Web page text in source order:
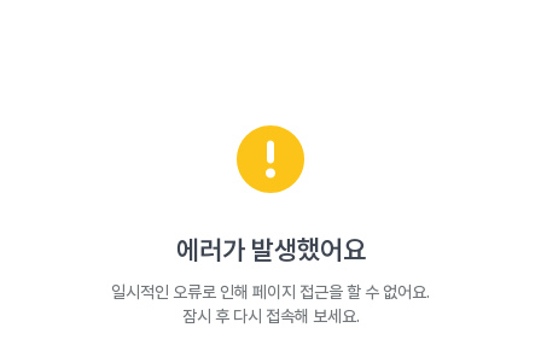
에러가 발생했어요
일시적인 오류로 인해 페이지 접근을 할 수 없어요.
잠시 후 다시 접속해 보세요.